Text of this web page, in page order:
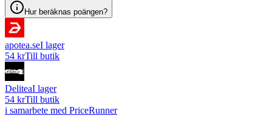
Hur beräknas poängen?
apotea.seI lager
54 krTill butik
DeliteaI lager
54 krTill butik
i samarbete med PriceRunner